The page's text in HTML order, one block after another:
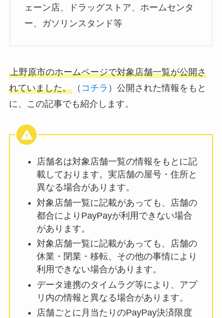
ェーン店、ドラッグストア、ホームセンタ
ー、ガソリンスタンド等
上野原市のホームページで対象店舗一覧が公開さ
れていました。（ コチラ ）公開された情報をもと
に、この記事でも紹介します。
店舗名は対象店舗一覧の情報をもとに記
載しております。実店舗の屋号・住所と
異なる場合があります。
対象店舗一覧に記載があっても、店舗の
都合によりPayPayが利用できない場合
があります。
対象店舗一覧に記載があっても、店舗の
休業・閉業・移転、その他の事情により
利用できない場合があります。
データ連携のタイムラグ等により、アプ
リ内の情報と異なる場合があります。
店舗ごとに月当たりのPayPay決済限度